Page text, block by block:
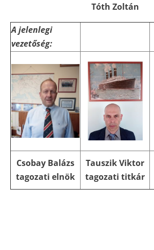
Tóth Zoltán
A jelenlegi
vezetőség:
Csobay Balázs
tagozati elnök
Tauszik Viktor
tagozati titkár